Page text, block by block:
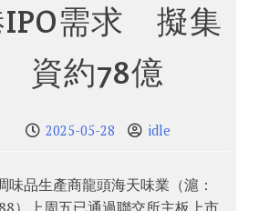
IPO需求 擬集
資約78億
2025-05-28 idle
味品生產商龍頭海天味業（滬：